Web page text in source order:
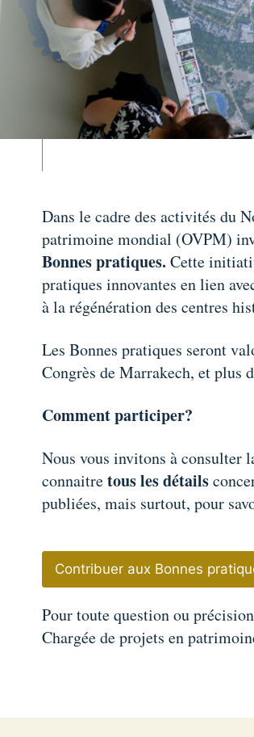
Dans le cadre des activités du
patrimoine mondial (OVPM)
Bonnes pratiques. Cette
pratiques innovantes en lien
à la régénération des centres
Les Bonnes pratiques seront
Congrès de Marrakech, et plus
Comment participer?
Nous vous invitons à consulter
connaitretous les détails
publiées, mais surtout, pour
Contribuer aux Bonnes
Pour toute question ou
Chargée de projets en